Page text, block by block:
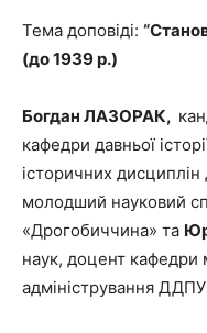
Тема доповіді: “
(до1939р.)
Богдан ЛАЗОРАК,
кафедри давньої
історичних
молодший науковий
«Дрогобиччина» та
наук, доцент
адміністрування